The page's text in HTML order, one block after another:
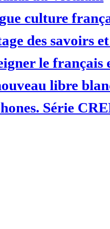
culture
des savoirs
le
libre
Série